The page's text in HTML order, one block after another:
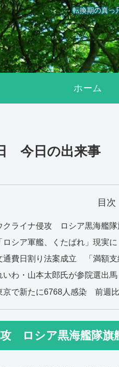
転換期の真っ
ホーム
今日の出来事
目次
クライナ侵攻 ロシア黒海艦
ロシア軍艦、くたばれ」現実
通費日割り法案成立 「満額支
いわ・山本太郎氏が参院選出
京で新たに6768人感染 前週
ロシア黒海艦隊旗